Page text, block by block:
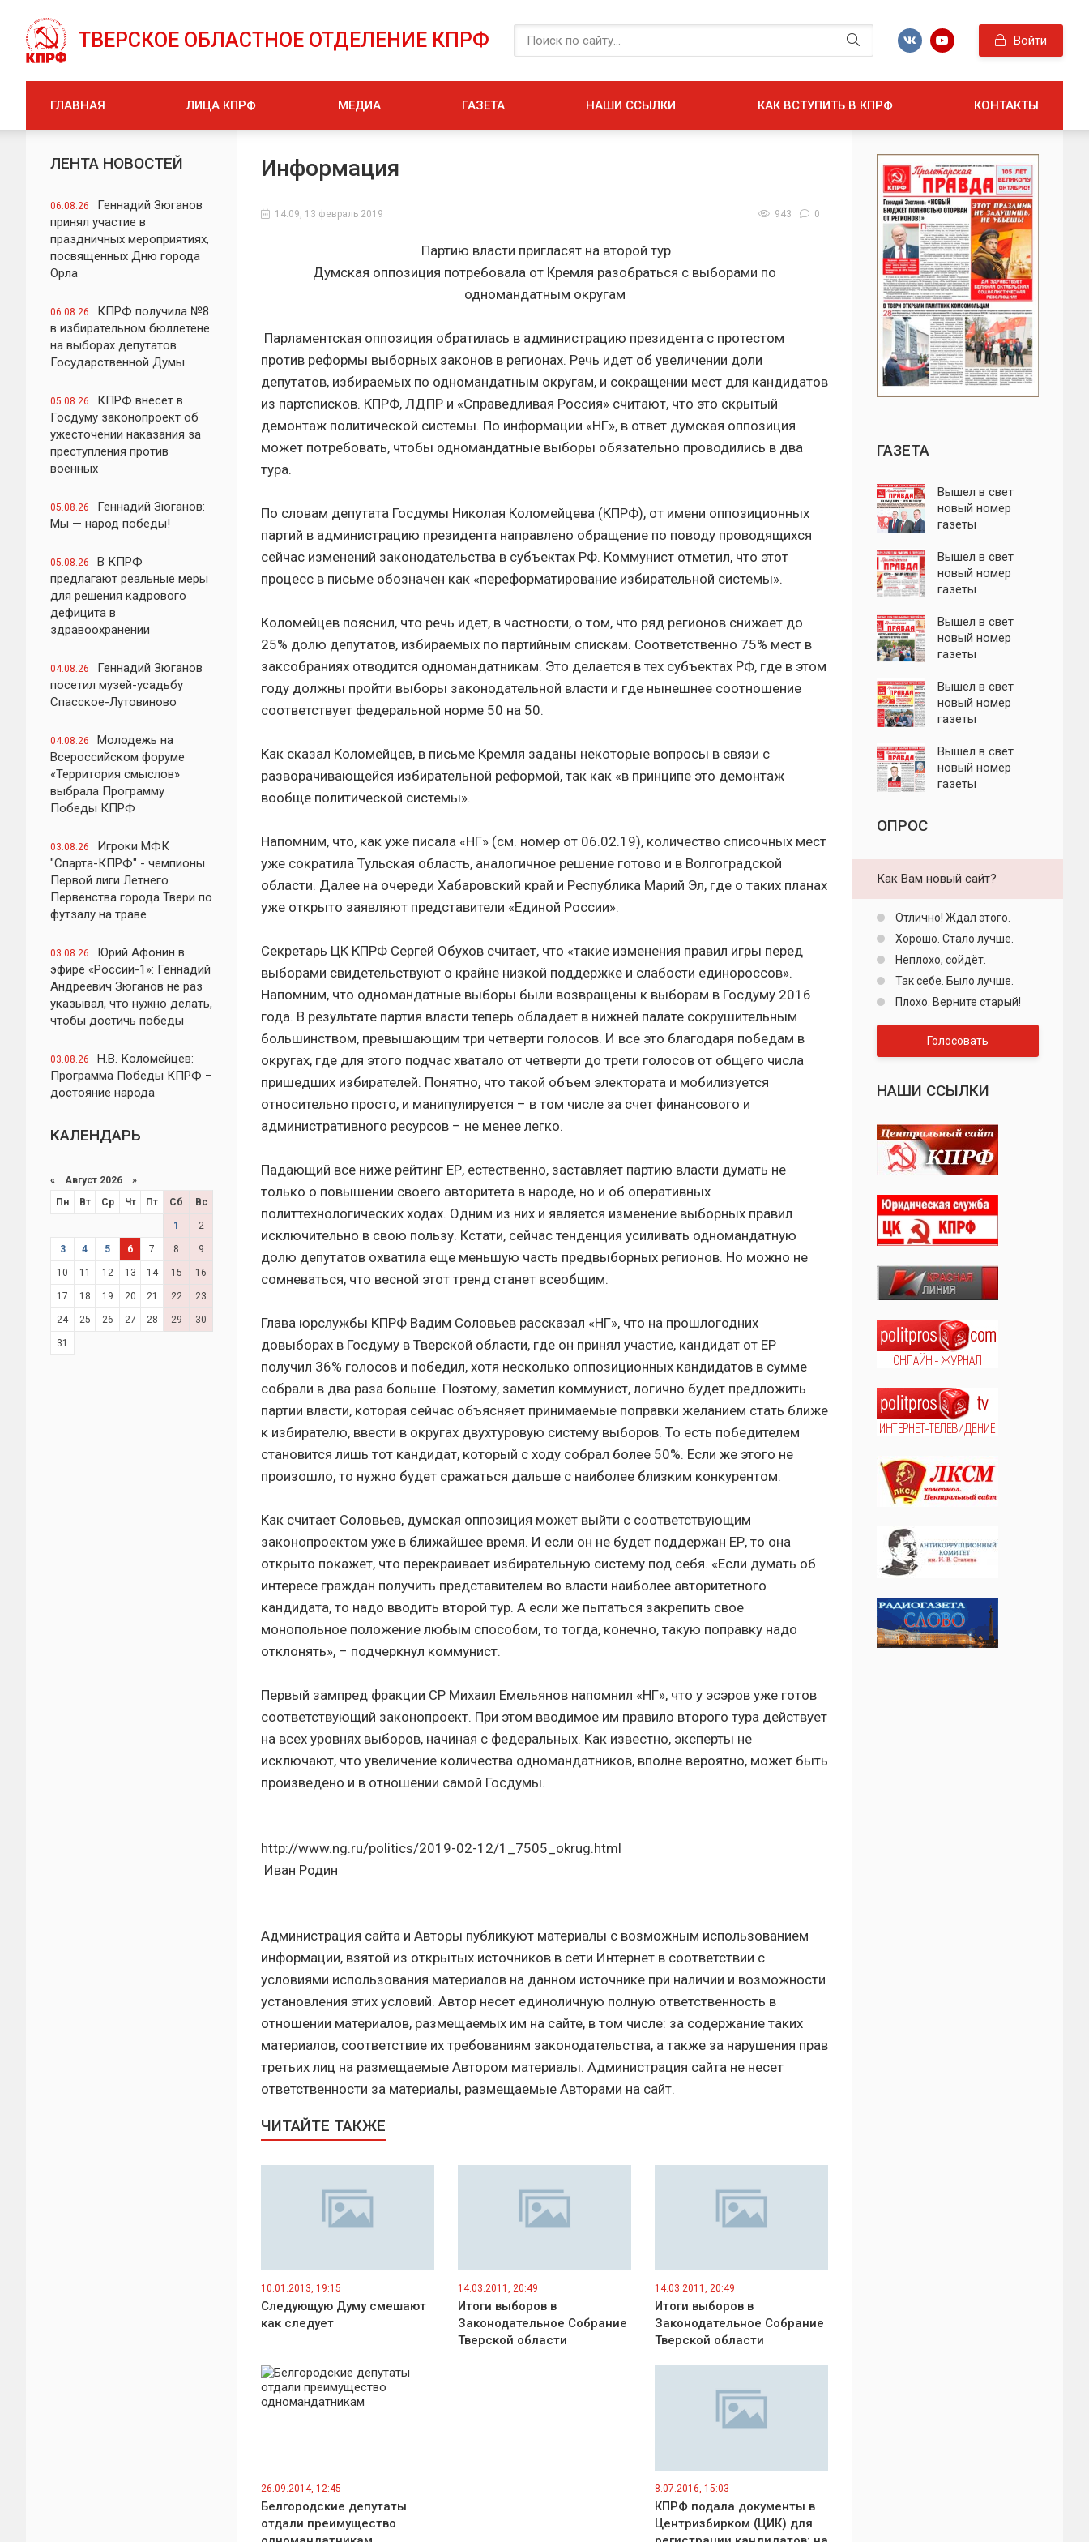
ТВЕРСКОЕ ОБЛАСТНОЕ ОТДЕЛЕНИЕ КПРФ Войти
ГЛАВНАЯ ЛИЦА КПРФ МЕДИА ГАЗЕТА НАШИ ССЫЛКИ КАК ВСТУПИТЬ В КПРФ КОНТАКТЫ
ЛЕНТА НОВОСТЕЙ
06.08.26
Геннадий Зюганов
принял участие в
праздничных мероприятиях,
посвященных Дню города
Орла
06.08.26
КПРФ получила №8
в избирательном бюллетене
на выборах депутатов
Государственной Думы
05.08.26
КПРФ внесёт в
Госдуму законопроект об
ужесточении наказания за
преступления против
военных
05.08.26
Геннадий Зюганов:
Мы — народ победы!
05.08.26
В КПРФ
предлагают реальные меры
для решения кадрового
дефицита в
здравоохранении
04.08.26
Геннадий Зюганов
посетил музей-усадьбу
Спасское-Лутовиново
04.08.26
Молодежь на
Всероссийском форуме
«Территория смыслов»
выбрала Программу
Победы КПРФ
03.08.26
Игроки МФК
"Спарта-КПРФ" - чемпионы
Первой лиги Летнего
Первенства города Твери по
футзалу на траве
03.08.26
Юрий Афонин в
эфире «России-1»: Геннадий
Андреевич Зюганов не раз
указывал, что нужно делать,
чтобы достичь победы
03.08.26
Н.В. Коломейцев:
Программа Победы КПРФ –
достояние народа
КАЛЕНДАРЬ
« Август 2026 »
Пн
Вт Ср Чт Пт Сб Вс
1 2
3 4 5 6 7 8 9
10 11 12 13 14 15 16
17 18 19 20 21 22 23
24 25 26 27 28 29 30
31
Информация
14:09, 13 февраль 2019 943 0
Партию власти пригласят на второй тур
Думская оппозиция потребовала от Кремля разобраться с выборами по
одномандатным округам
Парламентская оппозиция обратилась в администрацию президента с протестом
против реформы выборных законов в регионах. Речь идет об увеличении доли
депутатов, избираемых по одномандатным округам, и сокращении мест для кандидатов
из партсписков. КПРФ, ЛДПР и «Справедливая Россия» считают, что это скрытый
демонтаж политической системы. По информации «НГ», в ответ думская оппозиция
может потребовать, чтобы одномандатные выборы обязательно проводились в два
тура.
По словам депутата Госдумы Николая Коломейцева (КПРФ), от имени оппозиционных
партий в администрацию президента направлено обращение по поводу проводящихся
сейчас изменений законодательства в субъектах РФ. Коммунист отметил, что этот
процесс в письме обозначен как «переформатирование избирательной системы».
Коломейцев пояснил, что речь идет, в частности, о том, что ряд регионов снижает до
25% долю депутатов, избираемых по партийным спискам. Соответственно 75% мест в
заксобраниях отводится одномандатникам. Это делается в тех субъектах РФ, где в этом
году должны пройти выборы законодательной власти и где нынешнее соотношение
соответствует федеральной норме 50 на 50.
Как сказал Коломейцев, в письме Кремля заданы некоторые вопросы в связи с
разворачивающейся избирательной реформой, так как «в принципе это демонтаж
вообще политической системы».
Напомним, что, как уже писала «НГ» (см. номер от 06.02.19), количество списочных мест
уже сократила Тульская область, аналогичное решение готово и в Волгоградской
области. Далее на очереди Хабаровский край и Республика Марий Эл, где о таких планах
уже открыто заявляют представители «Единой России».
Секретарь ЦК КПРФ Сергей Обухов считает, что «такие изменения правил игры перед
выборами свидетельствуют о крайне низкой поддержке и слабости единороссов».
Напомним, что одномандатные выборы были возвращены к выборам в Госдуму 2016
года. В результате партия власти теперь обладает в нижней палате сокрушительным
большинством, превышающим три четверти голосов. И все это благодаря победам в
округах, где для этого подчас хватало от четверти до трети голосов от общего числа
пришедших избирателей. Понятно, что такой объем электората и мобилизуется
относительно просто, и манипулируется – в том числе за счет финансового и
административного ресурсов – не менее легко.
Падающий все ниже рейтинг ЕР, естественно, заставляет партию власти думать не
только о повышении своего авторитета в народе, но и об оперативных
политтехнологических ходах. Одним из них и является изменение выборных правил
исключительно в свою пользу. Кстати, сейчас тенденция усиливать одномандатную
долю депутатов охватила еще меньшую часть предвыборных регионов. Но можно не
сомневаться, что весной этот тренд станет всеобщим.
Глава юрслужбы КПРФ Вадим Соловьев рассказал «НГ», что на прошлогодних
довыборах в Госдуму в Тверской области, где он принял участие, кандидат от ЕР
получил 36% голосов и победил, хотя несколько оппозиционных кандидатов в сумме
собрали в два раза больше. Поэтому, заметил коммунист, логично будет предложить
партии власти, которая сейчас объясняет принимаемые поправки желанием стать ближе
к избирателю, ввести в округах двухтуровую систему выборов. То есть победителем
становится лишь тот кандидат, который с ходу собрал более 50%. Если же этого не
произошло, то нужно будет сражаться дальше с наиболее близким конкурентом.
Как считает Соловьев, думская оппозиция может выйти с соответствующим
законопроектом уже в ближайшее время. И если он не будет поддержан ЕР, то она
открыто покажет, что перекраивает избирательную систему под себя. «Если думать об
интересе граждан получить представителем во власти наиболее авторитетного
кандидата, то надо вводить второй тур. А если же пытаться закрепить свое
монопольное положение любым способом, то тогда, конечно, такую поправку надо
отклонять», – подчеркнул коммунист.
Первый зампред фракции СР Михаил Емельянов напомнил «НГ», что у эсэров уже готов
соответствующий законопроект. При этом вводимое им правило второго тура действует
на всех уровнях выборов, начиная с федеральных. Как известно, эксперты не
исключают, что увеличение количества одномандатников, вполне вероятно, может быть
произведено и в отношении самой Госдумы.
http://www.ng.ru/politics/2019-02-12/1_7505_okrug.html
Иван Родин
Администрация сайта и Авторы публикуют материалы с возможным использованием
информации, взятой из открытых источников в сети Интернет в соответствии с
условиями использования материалов на данном источнике при наличии и возможности
установления этих условий. Автор несет единоличную полную ответственность в
отношении материалов, размещаемых им на сайте, в том числе: за содержание таких
материалов, соответствие их требованиям законодательства, а также за нарушения прав
третьих лиц на размещаемые Автором материалы. Администрация сайта не несет
ответственности за материалы, размещаемые Авторами на сайт.
ЧИТАЙТЕ ТАКЖЕ
10.01.2013, 19:15
Следующую Думу смешают
как следует
14.03.2011, 20:49
Итоги выборов в
Законодательное Собрание
Тверской области
14.03.2011, 20:49
Итоги выборов в
Законодательное Собрание
Тверской области
26.09.2014, 12:45
Белгородские депутаты
отдали преимущество
8.07.2016, 15:03
КПРФ подала документы в
Центризбирком (ЦИК) для
ГАЗЕТА
Вышел в свет
новый номер
газеты
правда"
Вышел в свет
новый номер
газеты
правда"
Вышел в свет
новый номер
газеты
правда"
Вышел в свет
новый номер
газеты
правда"
Вышел в свет
новый номер
газеты
ОПРОС
Как Вам новый сайт?
Отлично! Ждал этого.
Хорошо. Стало лучше.
Неплохо, сойдёт.
Так себе. Было лучше.
Плохо. Верните старый!
Голосовать
НАШИ ССЫЛКИ